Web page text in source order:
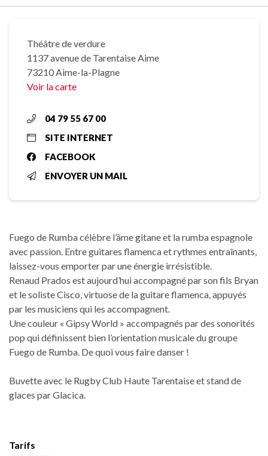
Théâtre de verdure
1137 avenue de Tarentaise Aime
73210 Aime-la-Plagne
Voir la carte
04 79 55 67 00
SITE INTERNET
FACEBOOK
ENVOYER UN MAIL
Fuego de Rumba célèbre l’âme gitane et la rumba espagnole
avec passion. Entre guitares flamenca et rythmes entraînants,
laissez-vous emporter par une énergie irrésistible.
Renaud Prados est aujourd’hui accompagné par son fils Bryan
et le soliste Cisco, virtuose de la guitare flamenca, appuyés
par les musiciens qui les accompagnent.
Une couleur « Gipsy World » accompagnés par des sonorités
pop qui définissent bien l’orientation musicale du groupe
Fuego de Rumba. De quoi vous faire danser !
Buvette avec le Rugby Club Haute Tarentaise et stand de
glaces par Glacica.
Tarifs